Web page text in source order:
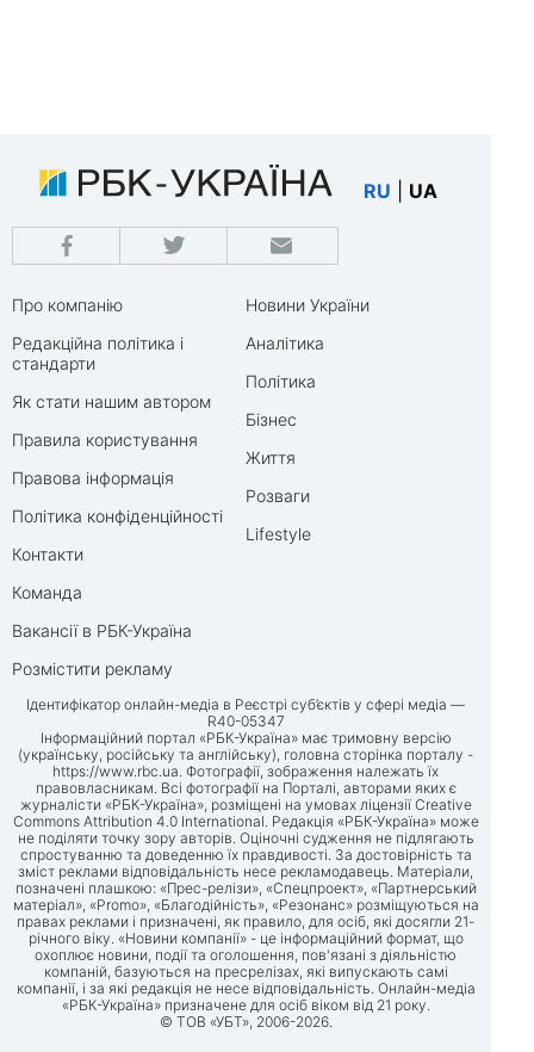
RU UA
Про компанію
Редакційна політика і
стандарти
Як стати нашим автором
Правила користування
Правова інформація
Політика конфіденційності
Контакти
Команда
Вакансії в РБК-Україна
Розмістити рекламу
Новини України
Аналітика
Політика
Бізнес
Життя
Розваги
Lifestyle
Ідентифікатор онлайн-медіа в Реєстрі суб’єктів у сфері медіа —
R40-05347
Інформаційний портал «РБК-Україна» має тримовну версію
(українську, російську та англійську), головна сторінка порталу -
https://www.rbc.ua. Фотографії, зображення належать їх
правовласникам. Всі фотографії на Порталі, авторами яких є
журналісти «РБК-Україна», розміщені на умовах ліцензії Creative
Commons Attribution 4.0 International. Редакція «РБК-Україна» може
не поділяти точку зору авторів. Оціночні судження не підлягають
спростуванню та доведенню їх правдивості. За достовірність та
зміст реклами відповідальність несе рекламодавець. Матеріали,
позначені плашкою: «Прес-релізи», «Спецпроект», «Партнерський
матеріал», «Promo», «Благодійність», «Резонанс» розміщуються на
правах реклами і призначені, як правило, для осіб, які досягли 21-
річного віку. «Новини компанії» - це інформаційний формат, що
охоплює новини, події та оголошення, пов'язані з діяльністю
компаній, базуються на пресрелізах, які випускають самі
компанії, і за які редакція не несе відповідальність. Онлайн-медіа
«РБК-Україна» призначене для осіб віком від 21 року.
© ТОВ «УБТ», 2006-2026.